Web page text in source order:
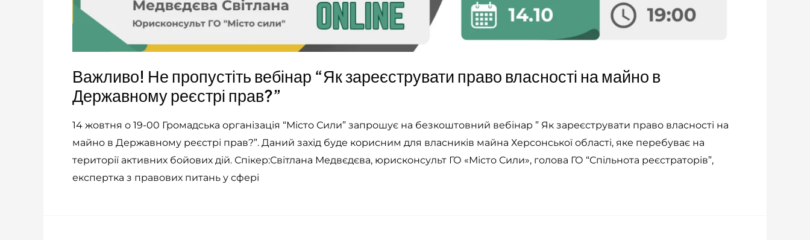
Важливо! Не пропустіть вебінар “Як зареєструвати право власності на майно в
Державному реєстрі прав?”
14 жовтня о 19-00 Громадська організація “Місто Сили” запрошує на безкоштовний вебінар ” Як зареєструвати право власності на
майно в Державному реєстрі прав?”. Даний захід буде корисним для власників майна Херсонської області, яке перебуває на
території активних бойових дій. Спікер:Світлана Медвєдєва, юрисконсульт ГО «Місто Сили», голова ГО “Спільнота реєстраторів”,
експертка з правових питань у сфері